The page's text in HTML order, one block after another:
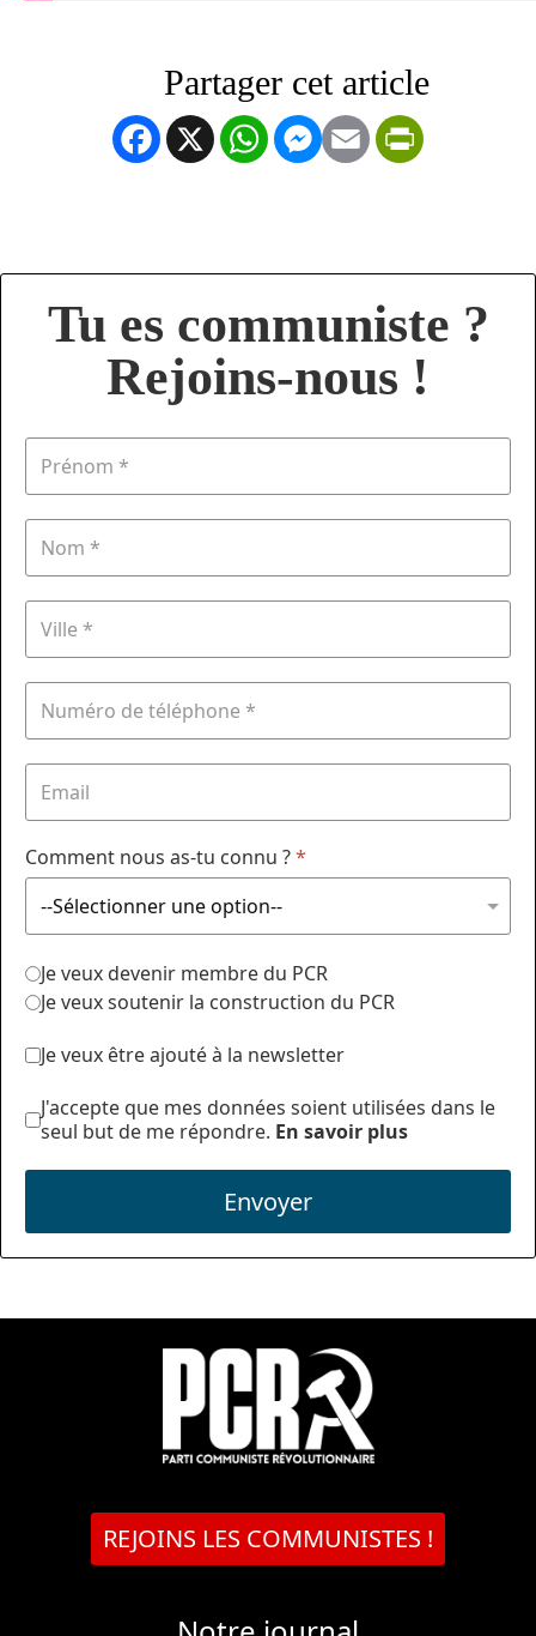
Facebook
X WhatsApp
Messenger
Email
Tu es communiste ?
Rejoins-nous !
Comment nous as-tu connu ?*
Je veux devenir membre du PCR
Je veux soutenir la construction du PCR
Je veux être ajouté à la newsletter
J'accepte que mes données soient utilisées dans le
seul but de me répondre. En savoir plus
Envoyer
REJOINS LES COMMUNISTES !